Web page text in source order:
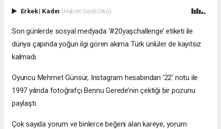
Erkek| Kadın (Haberi Sesli Oku)
Son günlerde sosyal medyada ‘#20yaşchallenge’ etiketi ile
dünya çapında yoğun ilgi gören akıma Türk ünlüler de kayıtsız
kalmadı.
Oyuncu Mehmet Günsür, Instagram hesabından ’22’ notu ile
1997 yılında fotoğrafçı Bennu Gerede’nin çektiği bir pozunu
paylaştı.
Çok sayıda yorum ve binlerce beğeni alan kareye, yorum